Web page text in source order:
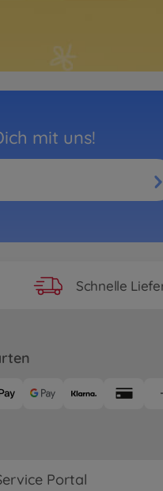
mit uns!
Schnelle
Portal